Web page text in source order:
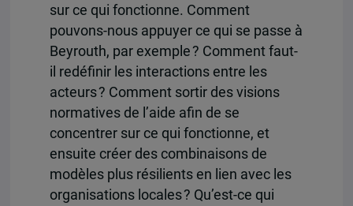
sur ce qui fonctionne. Comment
pouvons-nous appuyer ce qui se passe à
Beyrouth, par exemple ? Comment faut-
il redéfinir les interactions entre les
acteurs ? Comment sortir des visions
normatives de l’aide afin de se
concentrer sur ce qui fonctionne, et
ensuite créer des combinaisons de
modèles plus résilients en lien avec les
organisations locales ? Qu’est-ce qui